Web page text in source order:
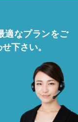
適なプランをご
下さい。